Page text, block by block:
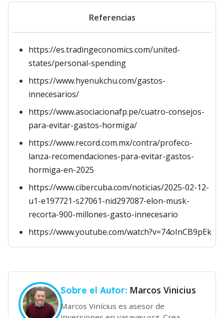
Referencias
https://es.tradingeconomics.com/united-
states/personal-spending
https://www.hyenukchu.com/gastos-
innecesarios/
https://www.asociacionafp.pe/cuatro-consejos-
para-evitar-gastos-hormiga/
https://www.record.com.mx/contra/profeco-
lanza-recomendaciones-para-evitar-gastos-
hormiga-en-2025
https://www.cibercuba.com/noticias/2025-02-12-
u1-e197721-s27061-nid297087-elon-musk-
recorta-900-millones-gasto-innecesario
https://www.youtube.com/watch?v=74oInCB9pEk
Sobre el Autor: Marcos Vinicius
Marcos Vinícius es asesor de